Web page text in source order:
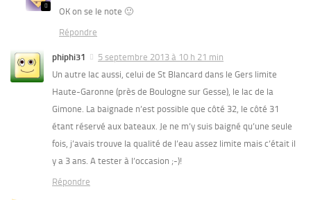
OK on se le note 🙂
Répondre
phiphi31
5 septembre 2013 à 10 h 21 min
Un autre lac aussi, celui de St Blancard dans le Gers limite
Haute-Garonne (près de Boulogne sur Gesse), le lac de la
Gimone. La baignade n’est possible que côté 32, le côté 31
étant réservé aux bateaux. Je ne m’y suis baigné qu’une seule
fois, j’avais trouve la qualité de l’eau assez limite mais c’était il
y a 3 ans. A tester à l’occasion ;-)!
Répondre